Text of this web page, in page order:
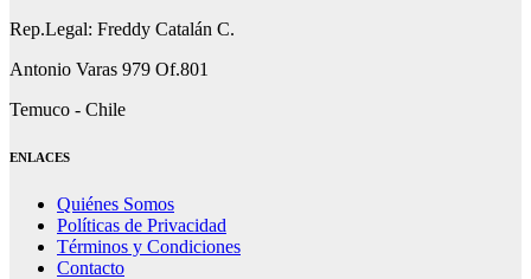
Rep.Legal: Freddy Catalán C.
Antonio Varas 979 Of.801
Temuco - Chile
ENLACES
Quiénes Somos
Políticas de Privacidad
Términos y Condiciones
Contacto